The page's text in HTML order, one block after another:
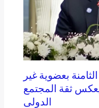
بعضوية غير
ثقة المجتمع
الدولى